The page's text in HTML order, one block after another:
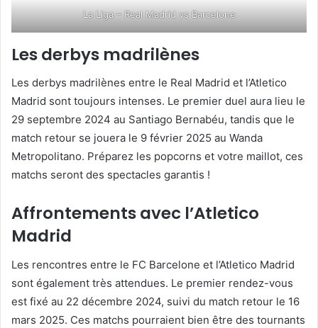
La Liga – Real Madrid vs Barcelone
Les derbys madrilènes
Les derbys madrilènes entre le Real Madrid et l’Atletico
Madrid sont toujours intenses. Le premier duel aura lieu le
29 septembre 2024 au Santiago Bernabéu, tandis que le
match retour se jouera le 9 février 2025 au Wanda
Metropolitano. Préparez les popcorns et votre maillot, ces
matchs seront des spectacles garantis !
Affrontements avec l’Atletico
Madrid
Les rencontres entre le FC Barcelone et l’Atletico Madrid
sont également très attendues. Le premier rendez-vous
est fixé au 22 décembre 2024, suivi du match retour le 16
mars 2025. Ces matchs pourraient bien être des tournants